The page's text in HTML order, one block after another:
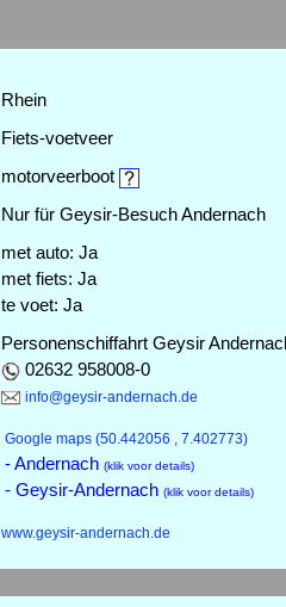
Rhein
Fiets-voetveer
motorveerboot
Nur für Geysir-Besuch Andernach
met auto: Ja
met fiets: Ja
te voet: Ja
Personenschiffahrt Geysir
02632 958008-0
info@geysir-andernach.de
Google maps (50.442056 , 7.402773)
- Andernach (klik voor details)
- Geysir-Andernach (klik voor details)
www.geysir-andernach.de